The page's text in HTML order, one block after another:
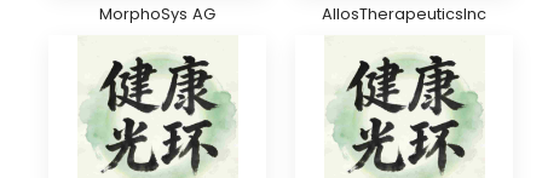
MorphoSys AG AllosTherapeuticsInc